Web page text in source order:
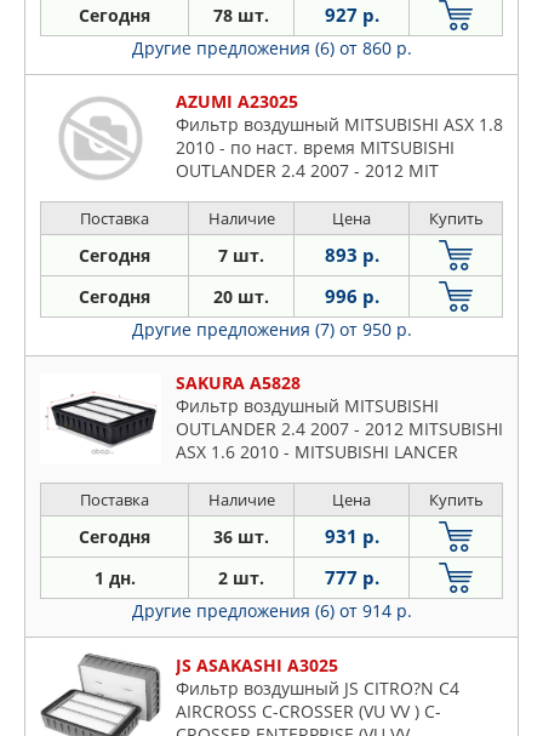
Сегодня 78 шт. 927 р.
Другие предложения (6) от 860 р.
AZUMI A23025
Фильтр воздушный MITSUBISHI ASX 1.8
2010 - по наст. время MITSUBISHI
OUTLANDER 2.4 2007 - 2012 MIT
Поставка Наличие Цена Купить
Сегодня 7 шт. 893 р.
Сегодня 20 шт. 996 р.
Другие предложения (7) от 950 р.
SAKURA A5828
Фильтр воздушный MITSUBISHI
OUTLANDER 2.4 2007 - 2012 MITSUBISHI
ASX 1.6 2010 - MITSUBISHI LANCER
Поставка Наличие Цена Купить
Сегодня 36 шт. 931 р.
1 дн. 2 шт. 777 р.
Другие предложения (6) от 914 р.
JS ASAKASHI A3025
Фильтр воздушный JS CITRO?N C4
AIRCROSS C-CROSSER (VU VV ) C-